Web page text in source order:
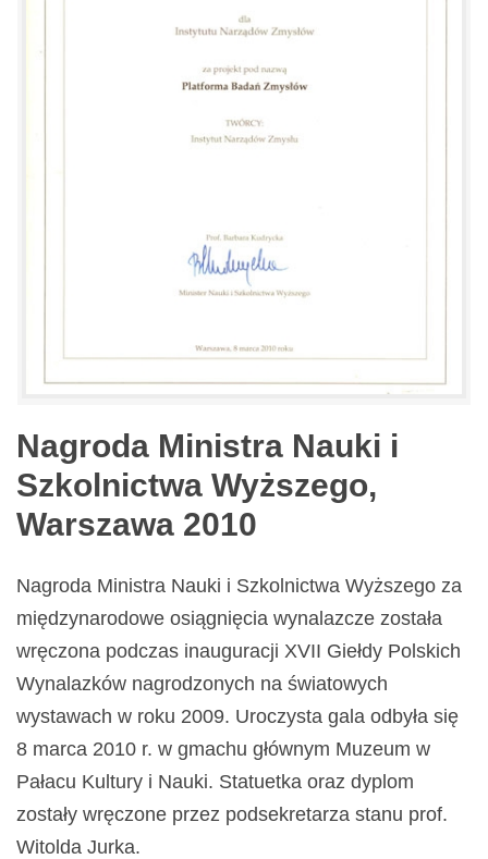
Nagroda Ministra Nauki i
Szkolnictwa Wyższego,
Warszawa 2010
Nagroda Ministra Nauki i Szkolnictwa Wyższego za
międzynarodowe osiągnięcia wynalazcze została
wręczona podczas inauguracji XVII Giełdy Polskich
Wynalazków nagrodzonych na światowych
wystawach w roku 2009. Uroczysta gala odbyła się
8 marca 2010 r. w gmachu głównym Muzeum w
Pałacu Kultury i Nauki. Statuetka oraz dyplom
zostały wręczone przez podsekretarza stanu prof.
Witolda Jurka.